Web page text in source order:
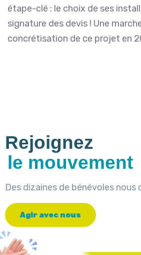
étape-clé : le choix de ses
signature des devis ! Une
concrétisation de ce projet en
Rejoignez
le mouvement
Des dizaines de bénévoles
Agir avec nous